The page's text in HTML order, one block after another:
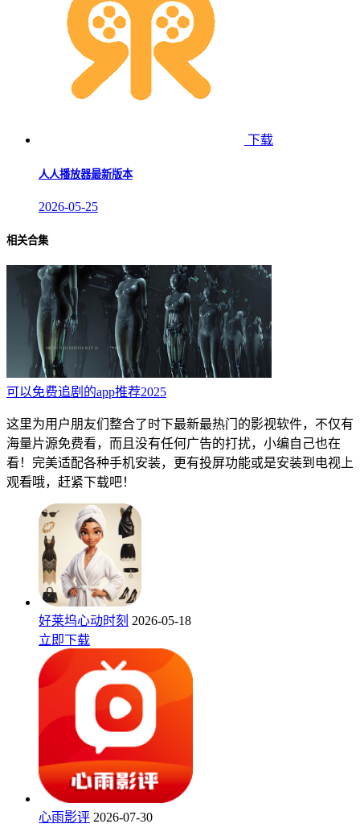
下载
人人播放器最新版本
2026-05-25
相关合集
可以免费追剧的app推荐2025
这里为用户朋友们整合了时下最新最热门的影视软件，不仅有
海量片源免费看，而且没有任何广告的打扰，小编自己也在
看！完美适配各种手机安装，更有投屏功能或是安装到电视上
观看哦，赶紧下载吧！
好莱坞心动时刻 2026-05-18
立即下载
心雨影评 2026-07-30